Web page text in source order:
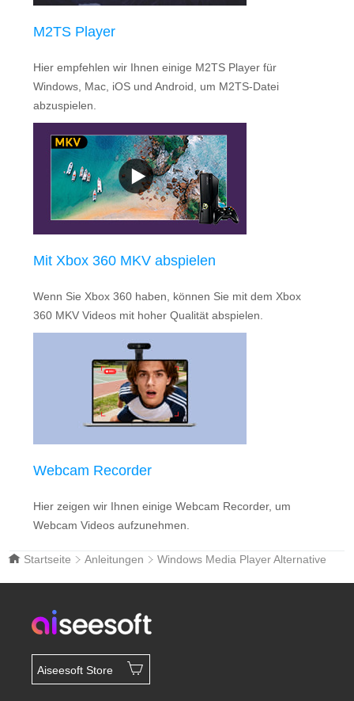
M2TS Player
Hier empfehlen wir Ihnen einige M2TS Player für
Windows, Mac, iOS und Android, um M2TS-Datei
abzuspielen.
Mit Xbox 360 MKV abspielen
Wenn Sie Xbox 360 haben, können Sie mit dem Xbox
360 MKV Videos mit hoher Qualität abspielen.
Webcam Recorder
Hier zeigen wir Ihnen einige Webcam Recorder, um
Webcam Videos aufzunehmen.
Startseite Anleitungen Windows Media Player Alternative
Aiseesoft Store